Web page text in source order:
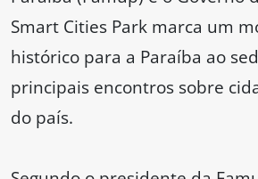
Smart Cities Park marca um
histórico para a Paraíba ao
principais encontros sobre
do país.